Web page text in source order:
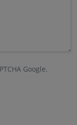
Google.